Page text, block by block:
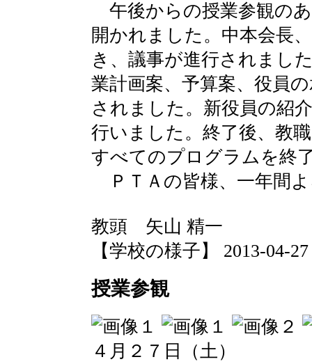
午後からの授業参観の
開かれました。中本会長
き、議事が進行されまし
業計画案、予算案、役員
されました。新役員の紹
行いました。終了後、教
すべてのプログラムを終
ＰＴＡの皆様、一年間
教頭 矢山 精一
【学校の様子】 2013-04-
授業参観
４月２７日（土）